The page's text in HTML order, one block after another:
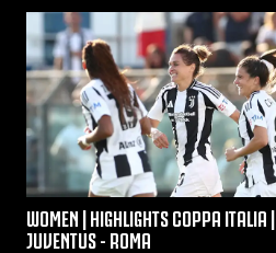
WOMEN | HIGHLIGHTS COPPA ITALIA |
JUVENTUS - ROMA